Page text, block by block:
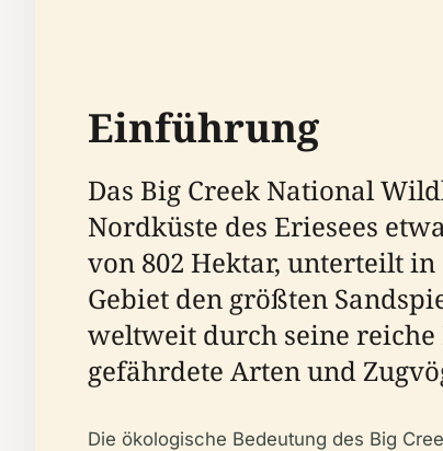
Einführung
Das Big Creek National
Nordküste des Eriesees
von 802 Hektar, unterteilt in
Gebiet den größten
weltweit durch seine
gefährdete Arten und
Die ökologische Bedeutung des Big